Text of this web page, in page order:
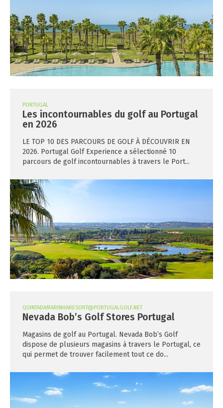
PORTUGAL
Les incontournables du golf au Portugal
en 2026
LE TOP 10 DES PARCOURS DE GOLF À DÉCOUVRIR EN
2026. Portugal Golf Experience a sélectionné 10
parcours de golf incontournables à travers le Port...
QUINTADAMARINHARESORT@PORTUGALGOLF.NET
Nevada Bob’s Golf Stores Portugal
Magasins de golf au Portugal. Nevada Bob’s Golf
dispose de plusieurs magasins à travers le Portugal, ce
qui permet de trouver facilement tout ce do...